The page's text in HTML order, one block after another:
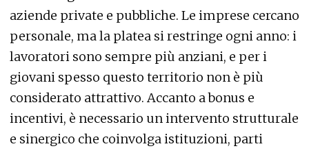
aziende private e pubbliche. Le imprese cercano
personale, ma la platea si restringe ogni anno: i
lavoratori sono sempre più anziani, e per i
giovani spesso questo territorio non è più
considerato attrattivo. Accanto a bonus e
incentivi, è necessario un intervento strutturale
e sinergico che coinvolga istituzioni, parti